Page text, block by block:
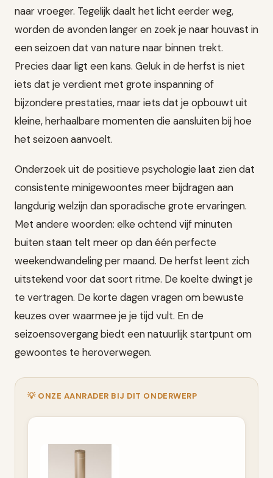
naar vroeger. Tegelijk daalt het licht eerder weg,
worden de avonden langer en zoek je naar houvast in
een seizoen dat van nature naar binnen trekt.
Precies daar ligt een kans. Geluk in de herfst is niet
iets dat je verdient met grote inspanning of
bijzondere prestaties, maar iets dat je opbouwt uit
kleine, herhaalbare momenten die aansluiten bij hoe
het seizoen aanvoelt.
Onderzoek uit de positieve psychologie laat zien dat
consistente minigewoontes meer bijdragen aan
langdurig welzijn dan sporadische grote ervaringen.
Met andere woorden: elke ochtend vijf minuten
buiten staan telt meer op dan één perfecte
weekendwandeling per maand. De herfst leent zich
uitstekend voor dat soort ritme. De koelte dwingt je
te vertragen. De korte dagen vragen om bewuste
keuzes over waarmee je je tijd vult. En de
seizoensovergang biedt een natuurlijk startpunt om
gewoontes te heroverwegen.
💡 ONZE AANRADER BIJ DIT ONDERWERP